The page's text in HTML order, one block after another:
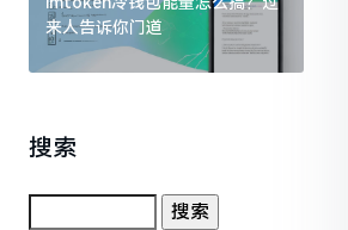
来人告诉你门道
搜索